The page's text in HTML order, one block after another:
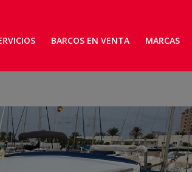
BARCOS EN VENTA MARCAS